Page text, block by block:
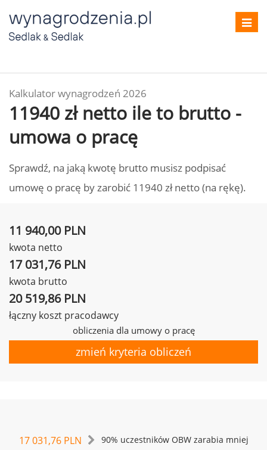
Kalkulator wynagrodzeń 2026
11940 zł netto ile to brutto -
umowa o pracę
Sprawdź, na jaką kwotę brutto musisz podpisać
umowę o pracę by zarobić 11940 zł netto (na rękę).
11 940,00 PLN
kwota netto
17 031,76 PLN
kwota brutto
20 519,86 PLN
łączny koszt pracodawcy
obliczenia dla umowy o pracę
zmień kryteria obliczeń
17 031,76 PLN 90% uczestników OBW zarabia mniej